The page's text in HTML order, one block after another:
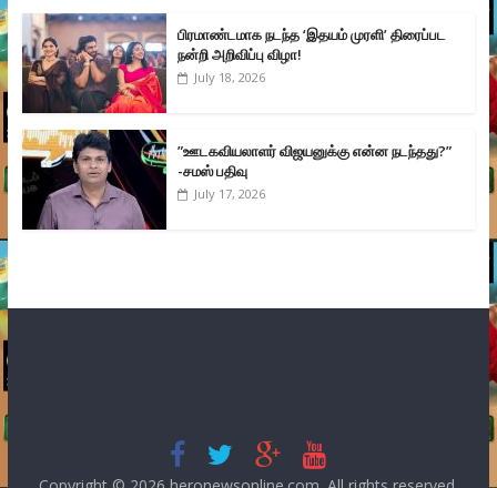
பிரமாண்டமாக நடந்த ‘இதயம் முரளி’ திரைப்பட
நன்றி அறிவிப்பு விழா!
July 18, 2026
”ஊடகவியலாளர் விஜயனுக்கு என்ன நடந்தது?”
-சமஸ் பதிவு
July 17, 2026